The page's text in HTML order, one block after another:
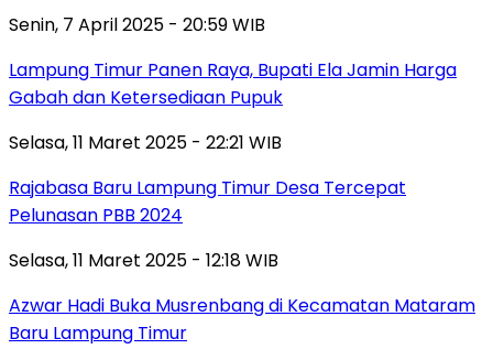
Senin, 7 April 2025 - 20:59 WIB
Lampung Timur Panen Raya, Bupati Ela Jamin Harga
Gabah dan Ketersediaan Pupuk
Selasa, 11 Maret 2025 - 22:21 WIB
Rajabasa Baru Lampung Timur Desa Tercepat
Pelunasan PBB 2024
Selasa, 11 Maret 2025 - 12:18 WIB
Azwar Hadi Buka Musrenbang di Kecamatan Mataram
Baru Lampung Timur